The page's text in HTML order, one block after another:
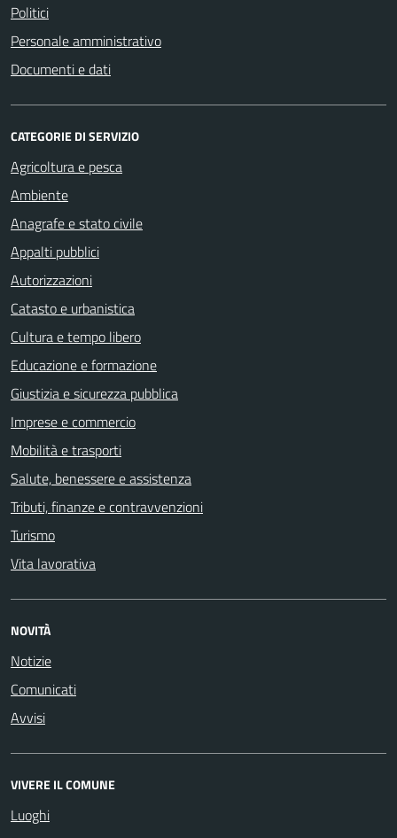
Politici
Personale amministrativo
Documenti e dati
CATEGORIE DI SERVIZIO
Agricoltura e pesca
Ambiente
Anagrafe e stato civile
Appalti pubblici
Autorizzazioni
Catasto e urbanistica
Cultura e tempo libero
Educazione e formazione
Giustizia e sicurezza pubblica
Imprese e commercio
Mobilità e trasporti
Salute, benessere e assistenza
Tributi, finanze e contravvenzioni
Turismo
Vita lavorativa
NOVITÀ
Notizie
Comunicati
Avvisi
VIVERE IL COMUNE
Luoghi